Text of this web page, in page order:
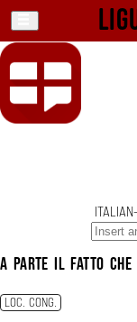
a parte il fatto che
LOC. CONG.